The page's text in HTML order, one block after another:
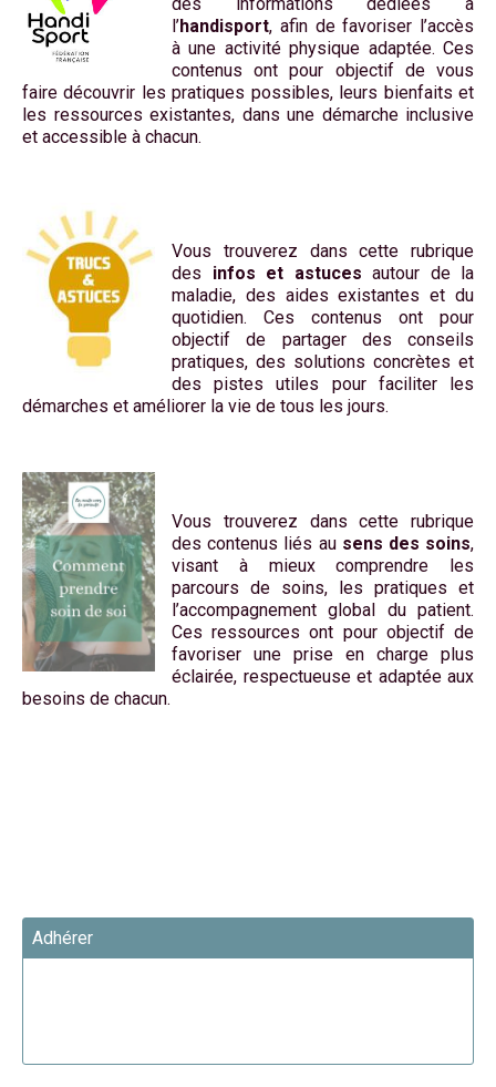
l’handisport, afin de favoriser l’accès
à une activité physique adaptée. Ces
contenus ont pour objectif de vous
faire découvrir les pratiques possibles, leurs bienfaits et
les ressources existantes, dans une démarche inclusive
et accessible à chacun.
Vous trouverez dans cette rubrique
des infos et astuces autour de la
maladie, des aides existantes et du
quotidien. Ces contenus ont pour
objectif de partager des conseils
pratiques, des solutions concrètes et
des pistes utiles pour faciliter les
démarches et améliorer la vie de tous les jours.
Vous trouverez dans cette rubrique
des contenus liés au sens des soins,
visant à mieux comprendre les
parcours de soins, les pratiques et
l’accompagnement global du patient.
Ces ressources ont pour objectif de
favoriser une prise en charge plus
éclairée, respectueuse et adaptée aux
besoins de chacun.
Adhérer